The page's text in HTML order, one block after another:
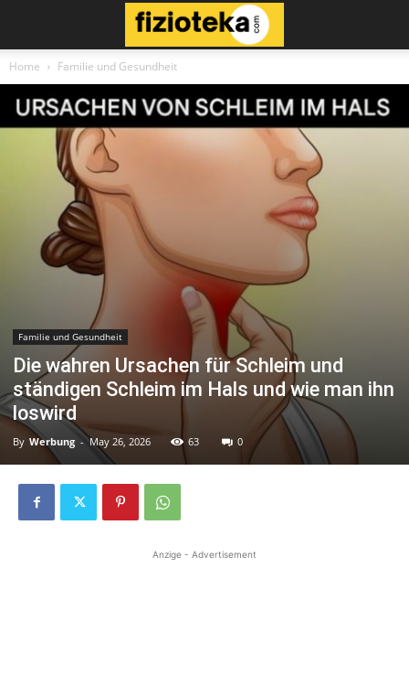
Home Familie und Gesundheit
Familie und Gesundheit
Die wahren Ursachen für Schleim und
ständigen Schleim im Hals und wie man ihn
loswird
By Werbung - May 26, 2026 63 0
Anzige - Advertisement